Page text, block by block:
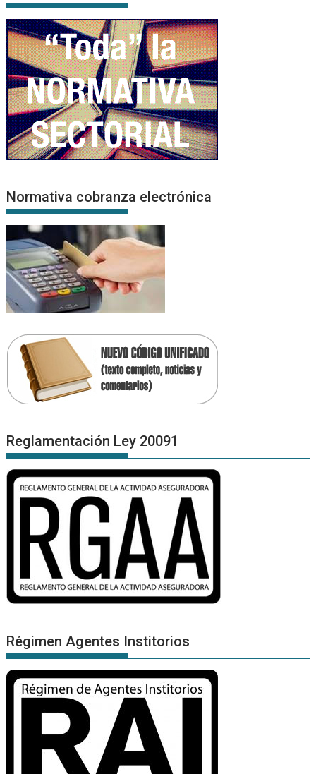
Normativa cobranza electrónica
Reglamentación Ley 20091
Régimen Agentes Institorios